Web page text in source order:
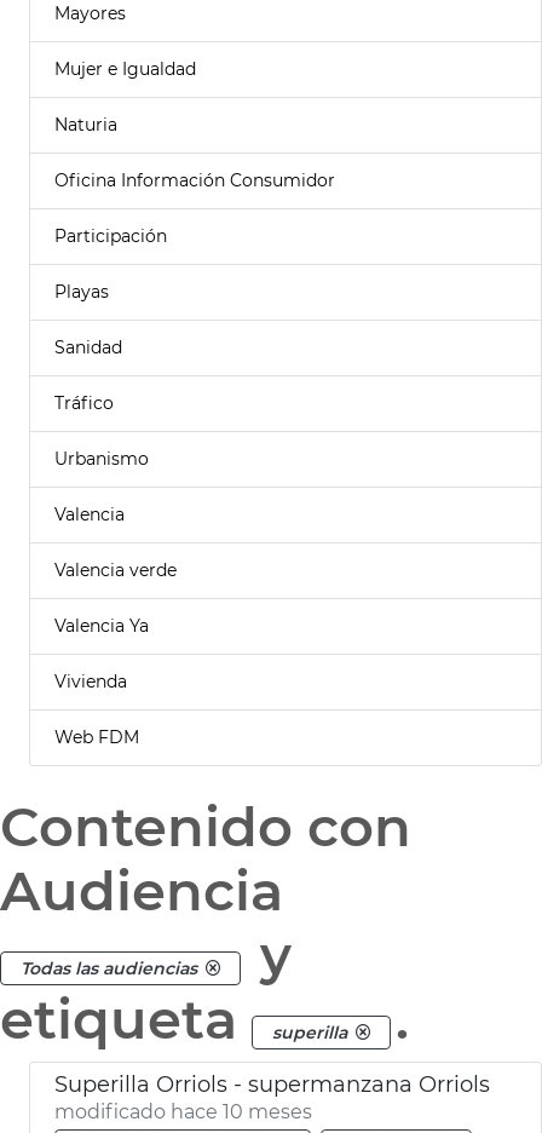
Mayores
Mujer e Igualdad
Naturia
Oficina Información Consumidor
Participación
Playas
Sanidad
Tráfico
Urbanismo
Valencia
Valencia verde
Valencia Ya
Vivienda
Web FDM
Contenido con
Audiencia
Todas las audiencias
y
etiqueta
superilla .
Superilla Orriols - supermanzana Orriols
modificado hace 10 meses